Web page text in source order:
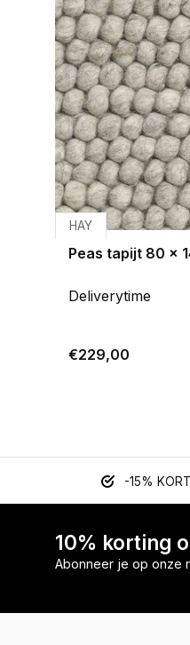
HAY
Peas tapijt 80 x
Deliverytime
€229,00
-15%
10% korting
Abonneer je op onze